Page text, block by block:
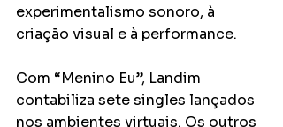
experimentalismo sonoro, à
criação visual e à performance.
Com “Menino Eu”, Landim
contabiliza sete singles lançados
nos ambientes virtuais. Os outros